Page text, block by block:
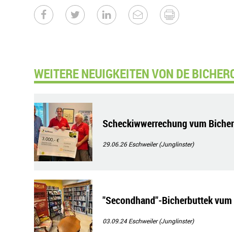
WEITERE NEUIGKEITEN VON DE
Scheckiwwerrechung vum
29.06.26Eschweiler (Junglinster)
"Secondhand"-Bicherbuttek
03.09.24Eschweiler (Junglinster)